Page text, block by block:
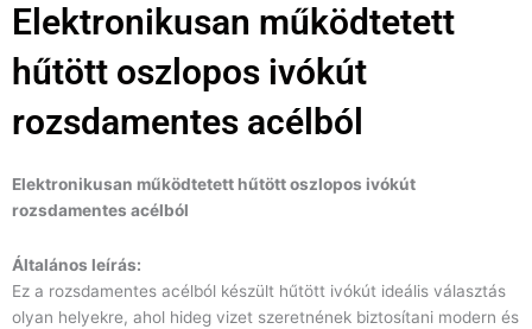
Elektronikusan működtetett
hűtött oszlopos ivókút
rozsdamentes acélból
Elektronikusan működtetett hűtött oszlopos ivókút
rozsdamentes acélból
Általános leírás:
Ez a rozsdamentes acélból készült hűtött ivókút ideális választás
olyan helyekre, ahol hideg vizet szeretnének biztosítani modern és